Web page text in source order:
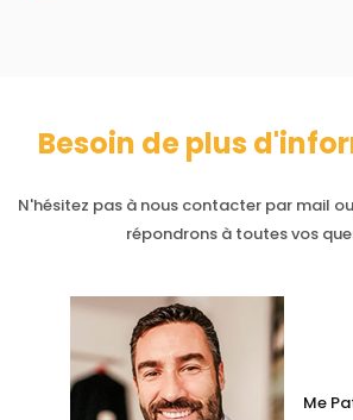
Besoin de plus
N'hésitez pas à nous contacter par mail
répondrons à toutes vos
Me